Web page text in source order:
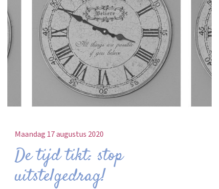
Maandag 17 augustus 2020
De tijd tikt: stop
uitstelgedrag!